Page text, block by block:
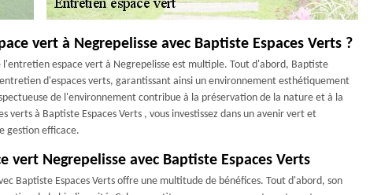
vert à Negrepelisse avec Baptiste Espaces Verts ?
espace vert à Negrepelisse est multiple. Tout d'abord, Baptiste
d'espaces verts, garantissant ainsi un environnement esthétiquement
de l'environnement contribue à la préservation de la nature et à la
à Baptiste Espaces Verts , vous investissez dans un avenir vert et
gestion efficace.
Negrepelisse avec Baptiste Espaces Verts
Baptiste Espaces Verts offre une multitude de bénéfices. Tout d'abord, son